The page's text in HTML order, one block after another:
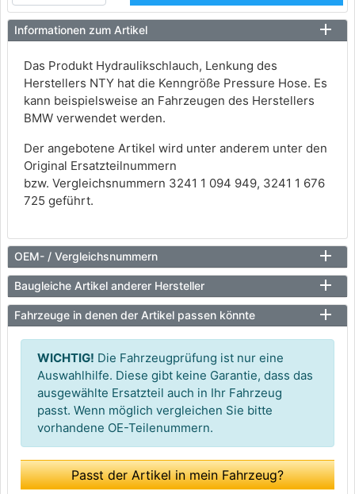
Informationen zum Artikel
Das Produkt Hydraulikschlauch, Lenkung des
Herstellers NTY hat die Kenngröße Pressure Hose. Es
kann beispielsweise an Fahrzeugen des Herstellers
BMW verwendet werden.
Der angebotene Artikel wird unter anderem unter den
Original Ersatzteilnummern
bzw. Vergleichsnummern 3241 1 094 949, 3241 1 676
725 geführt.
OEM- / Vergleichsnummern
Baugleiche Artikel anderer Hersteller
Fahrzeuge in denen der Artikel passen könnte
WICHTIG! Die Fahrzeugprüfung ist nur eine
Auswahlhilfe. Diese gibt keine Garantie, dass das
ausgewählte Ersatzteil auch in Ihr Fahrzeug
passt. Wenn möglich vergleichen Sie bitte
vorhandene OE-Teilenummern.
Passt der Artikel in mein Fahrzeug?